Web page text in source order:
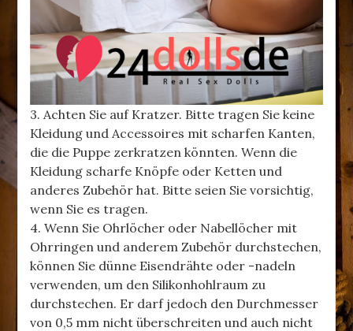
3. Achten Sie auf Kratzer. Bitte tragen Sie keine
Kleidung und Accessoires mit scharfen Kanten,
die die Puppe zerkratzen könnten. Wenn die
Kleidung scharfe Knöpfe oder Ketten und
anderes Zubehör hat. Bitte seien Sie vorsichtig,
wenn Sie es tragen.
4. Wenn Sie Ohrlöcher oder Nabellöcher mit
Ohrringen und anderem Zubehör durchstechen,
können Sie dünne Eisendrähte oder -nadeln
verwenden, um den Silikonhohlraum zu
durchstechen. Er darf jedoch den Durchmesser
von 0,5 mm nicht überschreiten und auch nicht